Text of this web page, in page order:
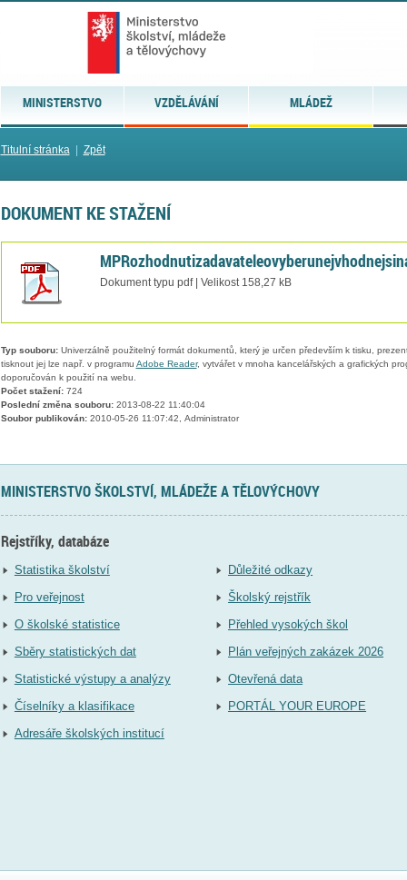
MINISTERSTVO VZDĚLÁVÁNÍ MLÁDEŽ
Titulní stránka| Zpět
DOKUMENT KE STAŽENÍ
Dokument typu pdf | Velikost 158,27 kB
Typ souboru:Univerzálně použitelný formát dokumentů, který je určen především k tisku,
tisknout jej lze např. v programu Adobe Reader, vytvářet v mnoha kancelářských a grafických
doporučován k použití na webu.
Počet stažení:724
Poslední změna souboru:2013-08-22 11:40:04
Soubor publikován:2010-05-26 11:07:42, Administrator
MINISTERSTVO ŠKOLSTVÍ, MLÁDEŽE A TĚLOVÝCHOVY
Rejstříky, databáze
Statistika školství
Pro veřejnost
O školské statistice
Sběry statistických dat
Statistické výstupy a analýzy
Číselníky a klasifikace
Adresáře školských institucí
Důležité odkazy
Školský rejstřík
Přehled vysokých škol
Plán veřejných zakázek 2026
Otevřená data
PORTÁL YOUR EUROPE